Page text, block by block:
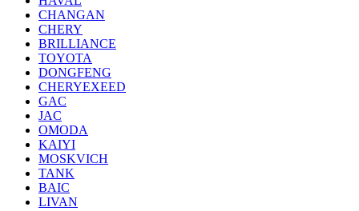
CHANGAN
CHERY
BRILLIANCE
TOYOTA
DONGFENG
CHERYEXEED
GAC
JAC
OMODA
KAIYI
MOSKVICH
TANK
BAIC
LIVAN